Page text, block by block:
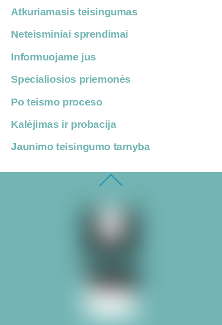
Atkuriamasis teisingumas
Neteisminiai sprendimai
Informuojame jus
Specialiosios priemonės
Po teismo proceso
Kalėjimas ir probacija
Jaunimo teisingumo tarnyba
To